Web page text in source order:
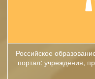
Российское
портал: учреждения,